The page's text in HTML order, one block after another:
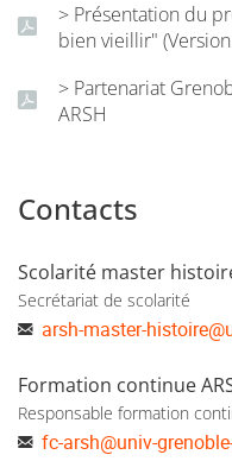
> Présentation du
bien vieillir"
> Partenariat
ARSH
Contacts
Scolarité master
Secrétariat de scolarité
arsh-master-histoire@
Formation continue
Responsable formation
fc-arsh@univ-